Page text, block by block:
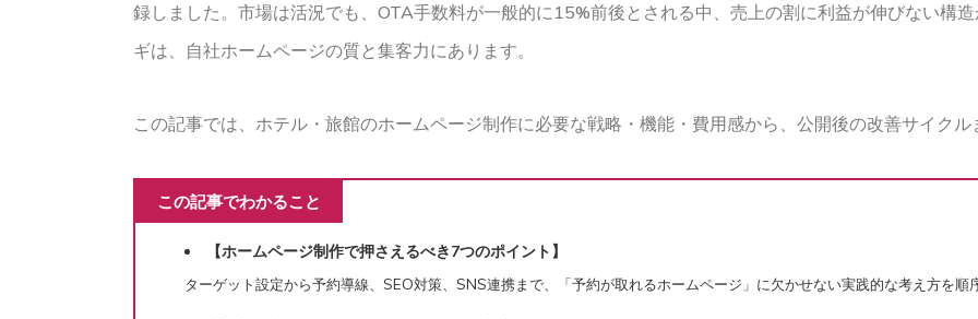
録しました。市場は活況でも、OTA手数料が一般的に15%前後とされる中、売上の割に利益が伸びない構
ギは、自社ホームページの質と集客力にあります。
この記事では、ホテル・旅館のホームページ制作に必要な戦略・機能・費用感から、公開後の改善サイク
この記事でわかること
【ホームページ制作で押さえるべき7つのポイント】
ターゲット設定から予約導線、SEO対策、SNS連携まで、「予約が取れるホームページ」に欠かせない実践的な考え方を順